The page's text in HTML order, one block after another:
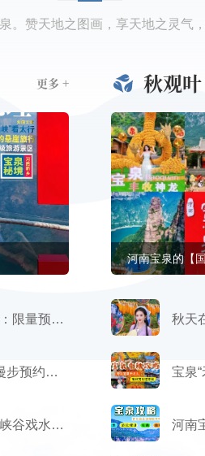
。赞天地之图画，享天地之灵气
更多 +
五一假期丨宝泉：限量预约+错峰管控‼️
宝泉蹦极+悬崖漫步预约指南
宝泉五一攻略：峡谷戏水——满分遛娃地
秋观叶
河南宝泉的【